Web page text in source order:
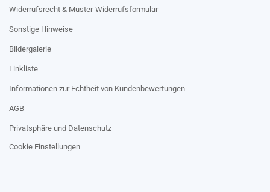
Widerrufsrecht & Muster-Widerrufsformular
Sonstige Hinweise
Bildergalerie
Linkliste
Informationen zur Echtheit von Kundenbewertungen
AGB
Privatsphäre und Datenschutz
Cookie Einstellungen